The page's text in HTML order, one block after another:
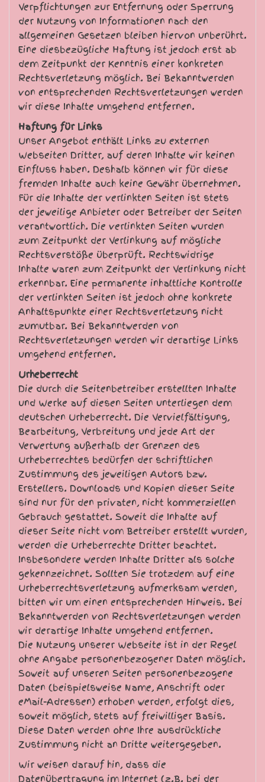
Verpflichtungen zur Entfernung oder Sperrung
der Nutzung von Informationen nach den
allgemeinen Gesetzen bleiben hiervon unberührt.
Eine diesbezügliche Haftung ist jedoch erst ab
dem Zeitpunkt der Kenntnis einer konkreten
Rechtsverletzung möglich. Bei Bekanntwerden
von entsprechenden Rechtsverletzungen werden
wir diese Inhalte umgehend entfernen.
Haftung für Links
Unser Angebot enthält Links zu externen
Webseiten Dritter, auf deren Inhalte wir keinen
Einfluss haben. Deshalb können wir für diese
fremden Inhalte auch keine Gewähr übernehmen.
Für die Inhalte der verlinkten Seiten ist stets
der jeweilige Anbieter oder Betreiber der Seiten
verantwortlich. Die verlinkten Seiten wurden
zum Zeitpunkt der Verlinkung auf mögliche
Rechtsverstöße überprüft. Rechtswidrige
Inhalte waren zum Zeitpunkt der Verlinkung nicht
erkennbar. Eine permanente inhaltliche Kontrolle
der verlinkten Seiten ist jedoch ohne konkrete
Anhaltspunkte einer Rechtsverletzung nicht
zumutbar. Bei Bekanntwerden von
Rechtsverletzungen werden wir derartige Links
umgehend entfernen.
Urheberrecht
Die durch die Seitenbetreiber erstellten Inhalte
und Werke auf diesen Seiten unterliegen dem
deutschen Urheberrecht. Die Vervielfältigung,
Bearbeitung, Verbreitung und jede Art der
Verwertung außerhalb der Grenzen des
Urheberrechtes bedürfen der schriftlichen
Zustimmung des jeweiligen Autors bzw.
Erstellers. Downloads und Kopien dieser Seite
sind nur für den privaten, nicht kommerziellen
Gebrauch gestattet. Soweit die Inhalte auf
dieser Seite nicht vom Betreiber erstellt wurden,
werden die Urheberrechte Dritter beachtet.
Insbesondere werden Inhalte Dritter als solche
gekennzeichnet. Sollten Sie trotzdem auf eine
Urheberrechtsverletzung aufmerksam werden,
bitten wir um einen entsprechenden Hinweis. Bei
Bekanntwerden von Rechtsverletzungen werden
wir derartige Inhalte umgehend entfernen.
Die Nutzung unserer Webseite ist in der Regel
ohne Angabe personenbezogener Daten möglich.
Soweit auf unseren Seiten personenbezogene
Daten (beispielsweise Name, Anschrift oder
eMail-Adressen) erhoben werden, erfolgt dies,
soweit möglich, stets auf freiwilliger Basis.
Diese Daten werden ohne Ihre ausdrückliche
Zustimmung nicht an Dritte weitergegeben.
Wir weisen darauf hin, dass die
Datenübertragung im Internet (z.B. bei der